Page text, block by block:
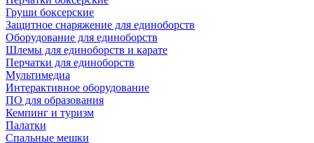
Груши боксерские
Защитное снаряжение для единоборств
Оборудование для единоборств
Шлемы для единоборств и карате
Перчатки для единоборств
Мультимедиа
Интерактивное оборудование
ПО для образования
Кемпинг и туризм
Палатки
Спальные мешки